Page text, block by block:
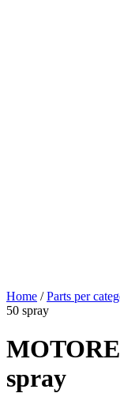
Home /Parts per
50 spray
spray